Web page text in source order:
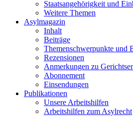
Staatsangehörigkeit und
Weitere Themen
Asylmagazin
Inhalt
Beiträge
Themenschwerpunkte und
Rezensionen
Anmerkungen zu
Abonnement
Einsendungen
Publikationen
Unsere Arbeitshilfen
Arbeitshilfen zum Asylrecht